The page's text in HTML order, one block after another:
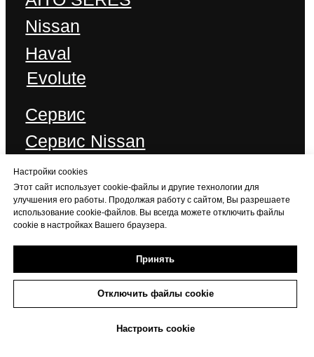
+7 (473) 233-06-06
Настройки cookies
Этот сайт использует cookie-файлы и другие технологии для
улучшения его работы. Продолжая работу с сайтом, Вы разрешаете
использование cookie-файлов. Вы всегда можете отключить файлы
cookie в настройках Вашего браузера.
Принять
Отключить файлы cookie
Настроить cookie